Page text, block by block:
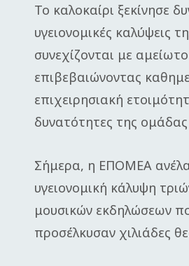
Το καλοκαίρι ξεκίνησε
υγειονομικές καλύψεις
συνεχίζονται με
επιβεβαιώνοντας
επιχειρησιακή
δυνατότητες της
Σήμερα, η ΕΠΟΜΕΑ
υγειονομική κάλυψη
μουσικών εκδηλώσεων
προσέλκυσαν χιλιάδες